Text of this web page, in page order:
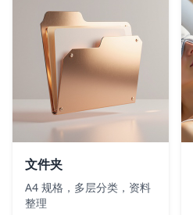
文件夹
A4 规格，多层分类，资料
整理